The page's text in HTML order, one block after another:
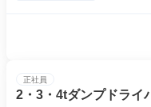
正社員
2・3・4tダンプドライ